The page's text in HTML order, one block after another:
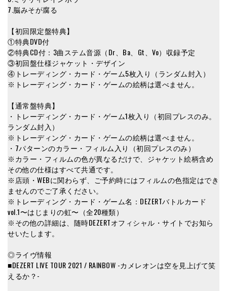
7.脳みそが腐る
【初回限定盤特典】
①特典DVD付
②特典CD付：3曲ステム音源（Dr、Ba、Gt、Vo）収録予定
③初回盤仕様ジャケット・デザイン
④トレーディング・カード・ゲーム5枚入り（ランダム封入）
※トレーディング・カード・ゲームの絵柄は選べません。
【通常盤特典】
・トレーディング・カード・ゲーム1枚入り（初回プレスのみ。
ランダム封入）
※トレーディング・カード・ゲームの絵柄は選べません。
・7パターンのカラー・フィルム入り（初回プレスのみ）
※カラー・フィルムの色が異なるだけで、ジャケット絵柄含め
その他の仕様はすべて共通です。
※店頭・WEBに関わらず、ご予約時にはフィルムの色指定はでき
ませんのでご了承ください。
※トレーディング・カード・ゲーム名：DEZERTバトルカード
vol.1〜はじまりの虹〜（全20種類）
※その他の詳細は、随時DEZERTオフィシャル・サイトでお知ら
せいたします。
◎ライヴ情報
■DEZERT LIVE TOUR 2021 / RAINBOW -カメレオンは空を見上げて笑
えるか？-